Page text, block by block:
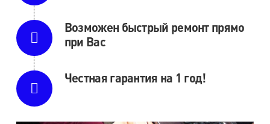
Возможен быстрый ремонт прямо
при Вас
Честная гарантия на 1 год!